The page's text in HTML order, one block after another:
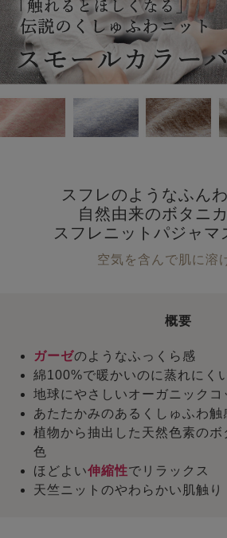
スフレのようなふん
自然由来のボタニ
スフレニットパジャマ
空気を含んで肌に溶
概要
ガーゼのようなふっくら感
綿100%で暖かいのに蒸れにく
地球にやさしいオーガニックコ
あたたかみのあるくしゅふわ触
植物から抽出した天然色素のボ
色
ほどよい伸縮性でリラックス
天竺ニットのやわらかい肌触り